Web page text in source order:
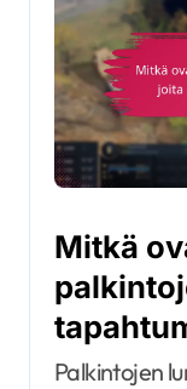
Mitkä
Palkintojen